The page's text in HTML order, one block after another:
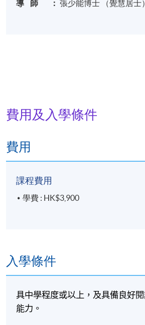
導 師 ：張少能博士 （覺慧居士
費用及入學條件
費用
課程費用
學費 : HK$3,900
入學條件
具中學程度或以上，及具備良好
能力。